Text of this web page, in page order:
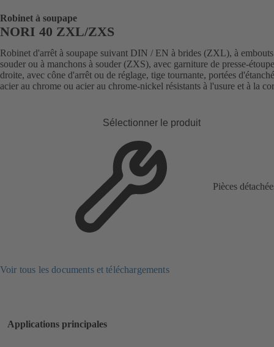
Robinet à soupape
NORI 40 ZXL/ZXS
Robinet d'arrêt à soupape suivant DIN / EN à brides (ZXL), à
souder ou à manchons à souder (ZXS), avec garniture de presse-
droite, avec cône d'arrêt ou de réglage, tige tournante, portées
acier au chrome ou acier au chrome-nickel résistants à l'usure et à la
Sélectionner le produit
Pièces
Voir tous les documents et téléchargements
Applications principales